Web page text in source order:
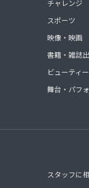
チャレンジ
スポーツ
映像・映画
書籍・雑誌
ビューティ
舞台・パフ
スタッフに